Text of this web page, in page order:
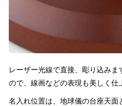
レーザー光線で直接、彫り込み
ので、線画などの表現も美しく仕
名入れ位置は、地球儀の台座天面